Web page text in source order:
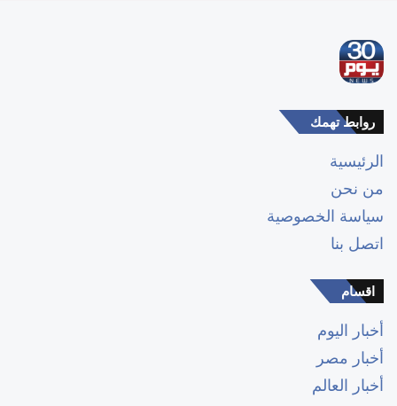
روابط تهمك
الرئيسية
من نحن
سياسة الخصوصية
اتصل بنا
اقسام
أخبار اليوم
أخبار مصر
أخبار العالم